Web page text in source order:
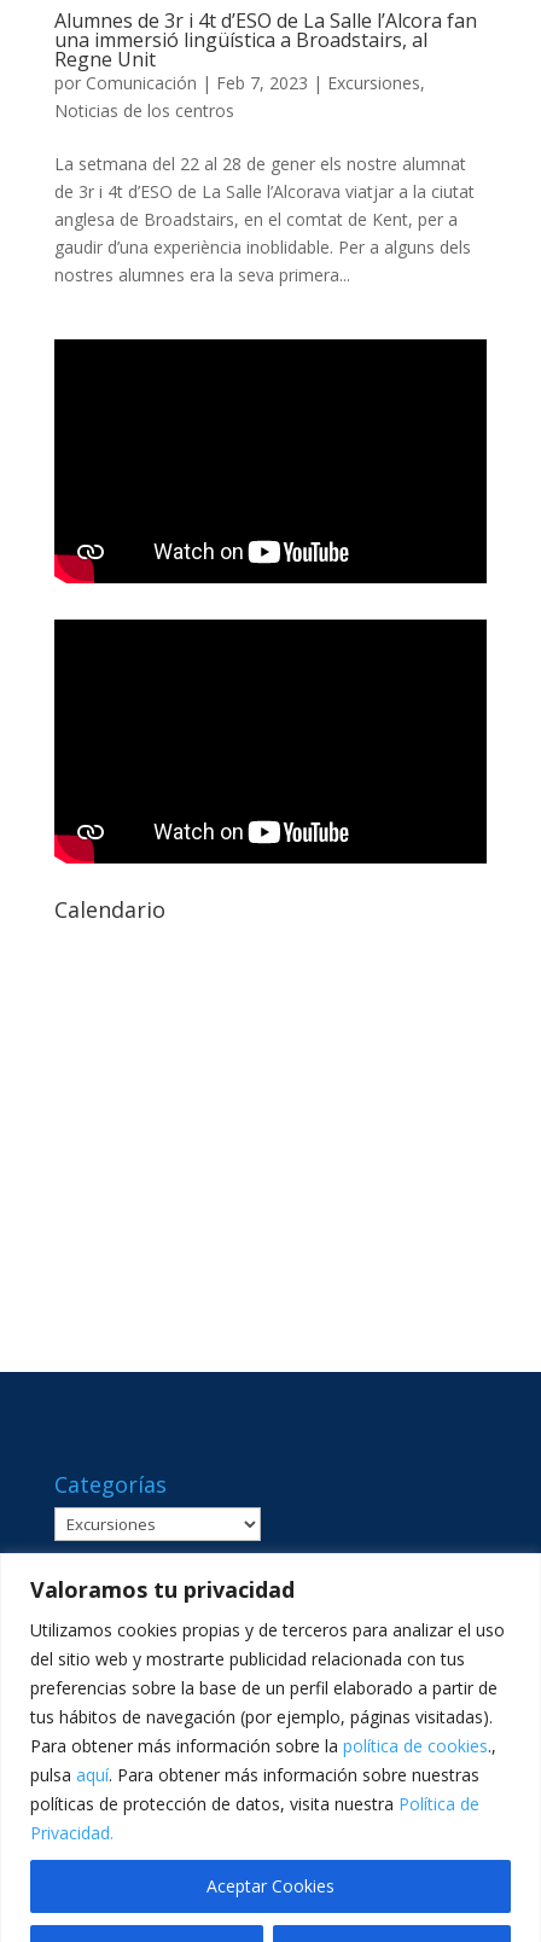
Valoramos tu privacidad
Utilizamos cookies propias y de terceros para analizar el uso
del sitio web y mostrarte publicidad relacionada con tus
preferencias sobre la base de un perfil elaborado a partir de
tus hábitos de navegación (por ejemplo, páginas visitadas).
Para obtener más información sobre la política de cookies.,
pulsa aquí. Para obtener más información sobre nuestras
políticas de protección de datos, visita nuestra Política de
Privacidad.
Aceptar Cookies
Alumnes de 3r i 4t d’ESO de La Salle l’Alcora fan
una immersió lingüística a Broadstairs, al
Regne Unit
por Comunicación | Feb 7, 2023 | Excursiones,
Noticias de los centros
La setmana del 22 al 28 de gener els nostre alumnat
de 3r i 4t d’ESO de La Salle l’Alcorava viatjar a la ciutat
anglesa de Broadstairs, en el comtat de Kent, per a
gaudir d’una experiència inoblidable. Per a alguns dels
nostres alumnes era la seva primera...
Calendario
Categorías
Categorías
C/ Sant Lluís Beltrán, 8 · 46980 · Paterna, València ·
Telf: 961365540 · comunicacion@lasallevp.es